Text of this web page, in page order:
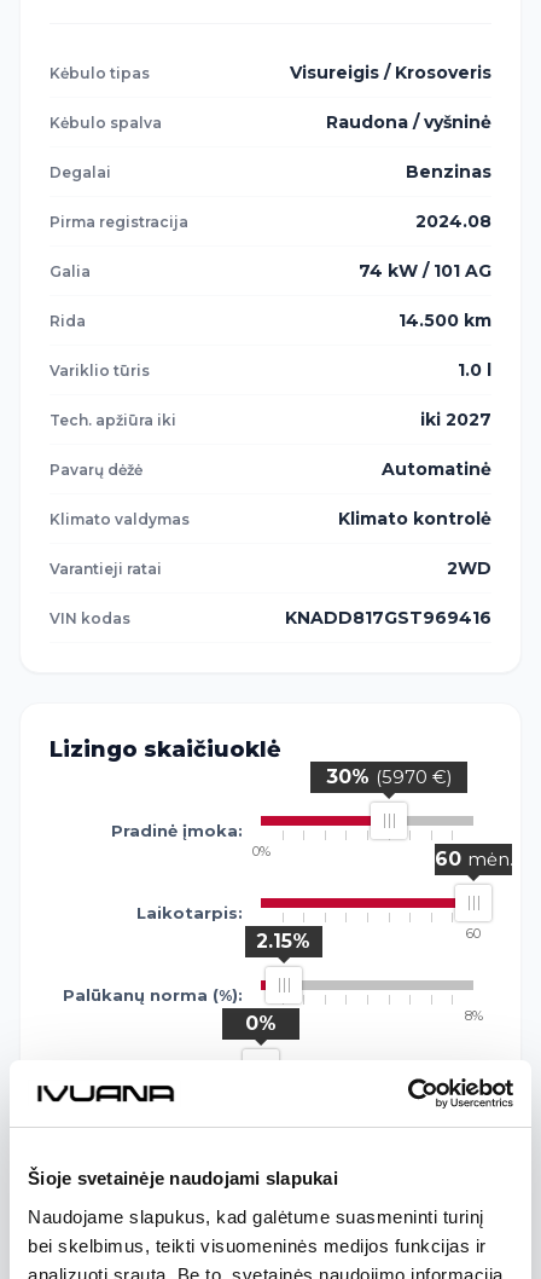
Šioje svetainėje naudojami slapukai
Naudojame slapukus, kad galėtume suasmeninti turinį
bei skelbimus, teikti visuomeninės medijos funkcijas ir
analizuoti srautą. Be to, svetainės naudojimo informaciją
Kėbulo tipas Visureigis / Krosoveris
Kėbulo spalva Raudona / vyšninė
Degalai Benzinas
Pirma registracija 2024.08
Galia 74 kW / 101 AG
Rida 14.500 km
Variklio tūris 1.0 l
Tech. apžiūra iki iki 2027
Pavarų dėžė Automatinė
Klimato valdymas Klimato kontrolė
Varantieji ratai 2WD
VIN kodas KNADD817GST969416
Lizingo skaičiuoklė
Pradinė įmoka:
30% (5970 €)
0%
Laikotarpis:
60 mėn.
1 60
Palūkanų norma (%):
2.15%
1.45% 8%
0%
50%
* Šis pasiūlymas nėra banko, lizingo bendrovės ar finansinės
institucijos pasiūlymas ar įsipareigojimas finansuoti